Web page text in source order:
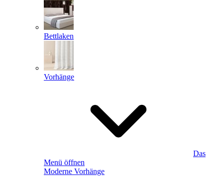
Bettlaken
Vorhänge
Das
Menü öffnen
Moderne Vorhänge